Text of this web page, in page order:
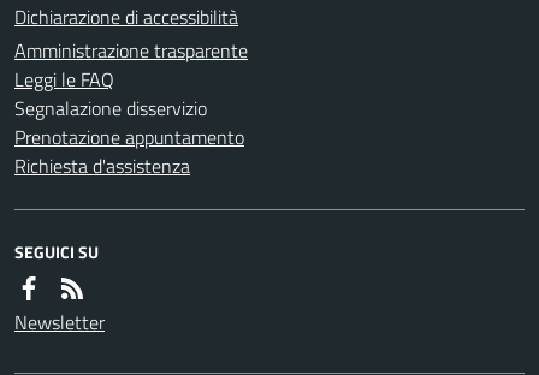
Dichiarazione di accessibilità
Amministrazione trasparente
Leggi le FAQ
Segnalazione disservizio
Prenotazione appuntamento
Richiesta d'assistenza
SEGUICI SU
Newsletter